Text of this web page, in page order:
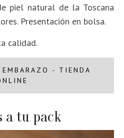
piel natural de la Toscana
Presentación en bolsa.
calidad.
EMBARAZO - TIENDA
a tu pack